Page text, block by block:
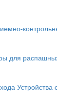
для
Устройства